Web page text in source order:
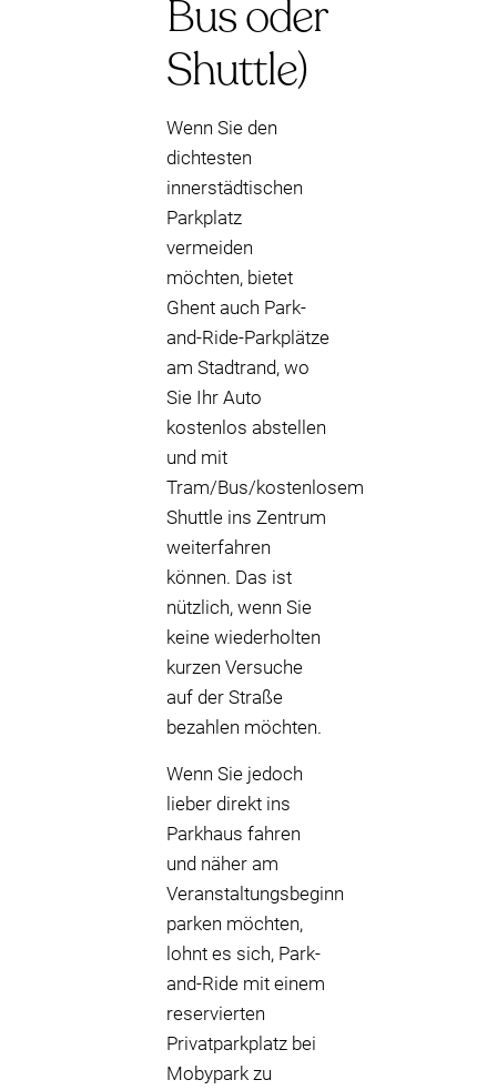
Bus oder
Shuttle)
Wenn Sie den
dichtesten
innerstädtischen
Parkplatz
vermeiden
möchten, bietet
Ghent auch Park-
and-Ride-Parkplätze
am Stadtrand, wo
Sie Ihr Auto
kostenlos abstellen
und mit
Tram/Bus/kostenlosem
Shuttle ins Zentrum
weiterfahren
können. Das ist
nützlich, wenn Sie
keine wiederholten
kurzen Versuche
auf der Straße
bezahlen möchten.
Wenn Sie jedoch
lieber direkt ins
Parkhaus fahren
und näher am
Veranstaltungsbeginn
parken möchten,
lohnt es sich, Park-
and-Ride mit einem
reservierten
Privatparkplatz bei
Mobypark zu